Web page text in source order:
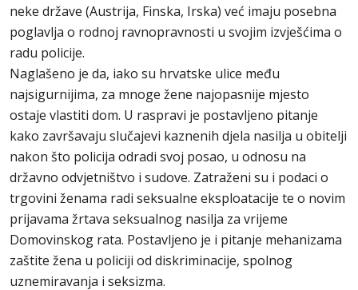
neke države (Austrija, Finska, Irska) već imaju posebna
poglavlja o rodnoj ravnopravnosti u svojim izvješćima o
radu policije.
Naglašeno je da, iako su hrvatske ulice među
najsigurnijima, za mnoge žene najopasnije mjesto
ostaje vlastiti dom. U raspravi je postavljeno pitanje
kako završavaju slučajevi kaznenih djela nasilja u obitelji
nakon što policija odradi svoj posao, u odnosu na
državno odvjetništvo i sudove. Zatraženi su i podaci o
trgovini ženama radi seksualne eksploatacije te o novim
prijavama žrtava seksualnog nasilja za vrijeme
Domovinskog rata. Postavljeno je i pitanje mehanizama
zaštite žena u policiji od diskriminacije, spolnog
uznemiravanja i seksizma.